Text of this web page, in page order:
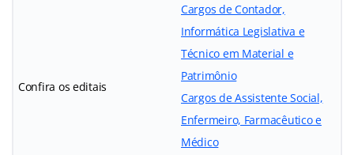
Confira os editais
Cargos de Contador,
Informática Legislativa e
Técnico em Material e
Patrimônio
Cargos de Assistente Social,
Enfermeiro, Farmacêutico e
Médico